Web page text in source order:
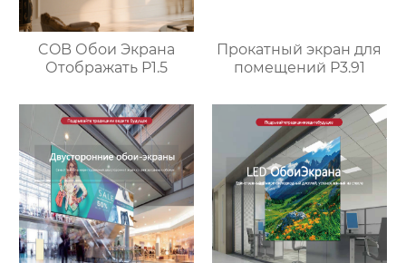
COB Обои Экрана
Отображать P1.5
Прокатный экран для
помещений P3.91